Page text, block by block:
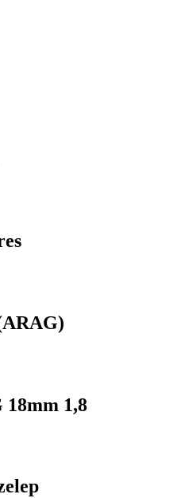
18mm 1,8